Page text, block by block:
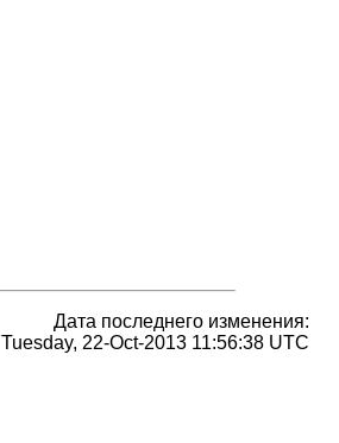
Дата последнего изменения:
Tuesday, 22-Oct-2013 11:56:38 UTC